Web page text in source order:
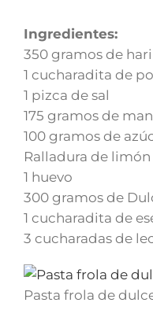
Ingredientes:
350 gramos de
1 cucharadita de
1 pizca de sal
175 gramos de
100 gramos de
Ralladura de
1 huevo
300 gramos de
1 cucharadita de
3 cucharadas de
Pasta frola de